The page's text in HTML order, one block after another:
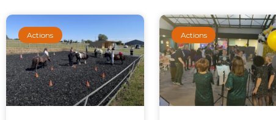
Actions Actions